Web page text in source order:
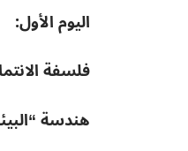
اليوم الأول:
فلسفة
هندسة